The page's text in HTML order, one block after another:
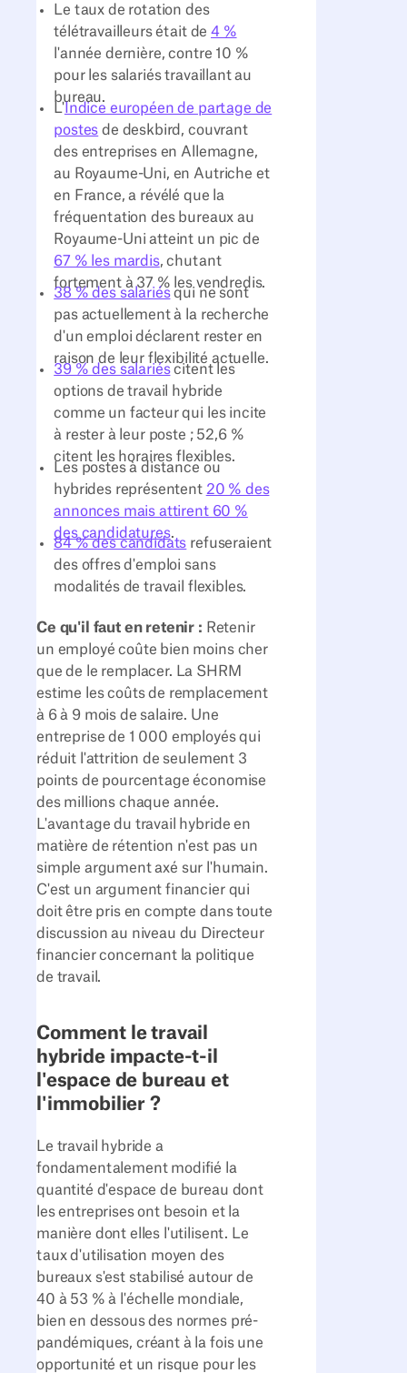
Le taux de rotation des
télétravailleurs était de4 %
l'année dernière, contre 10 %
pour les salariés travaillant au
bureau.
L'Indice européen de partage de
postes de deskbird, couvrant
des entreprises en Allemagne,
au Royaume-Uni, en Autriche et
en France, a révélé que la
fréquentation des bureaux au
Royaume-Uni atteint un pic de
67 % les mardis, chutant
fortement à 37 % les vendredis.
38 % des salariésqui ne sont
pas actuellement à la recherche
d'un emploi déclarent rester en
raison de leur flexibilité actuelle.
39 % des salariéscitent les
options de travail hybride
comme un facteur qui les incite
à rester à leur poste ; 52,6 %
citent les horaires flexibles.
Les postes à distance ou
hybrides représentent 20 % des
annonces mais attirent 60 %
des candidatures.
84 % des candidats refuseraient
des offres d'emploi sans
modalités de travail flexibles.
Ce qu'il faut en retenir : Retenir
un employé coûte bien moins cher
que de le remplacer. La SHRM
estime les coûts de remplacement
à 6 à 9 mois de salaire. Une
entreprise de 1 000 employés qui
réduit l'attrition de seulement 3
points de pourcentage économise
des millions chaque année.
L'avantage du travail hybride en
matière de rétention n'est pas un
simple argument axé sur l'humain.
C'est un argument financier qui
doit être pris en compte dans toute
discussion au niveau du Directeur
financier concernant la politique
de travail.
Comment le travail
hybride impacte-t-il
l'espace de bureau et
l'immobilier ?
Le travail hybride a
fondamentalement modifié la
quantité d'espace de bureau dont
les entreprises ont besoin et la
manière dont elles l'utilisent. Le
taux d'utilisation moyen des
bureaux s'est stabilisé autour de
40 à 53 % à l'échelle mondiale,
bien en dessous des normes pré-
pandémiques, créant à la fois une
opportunité et un risque pour les